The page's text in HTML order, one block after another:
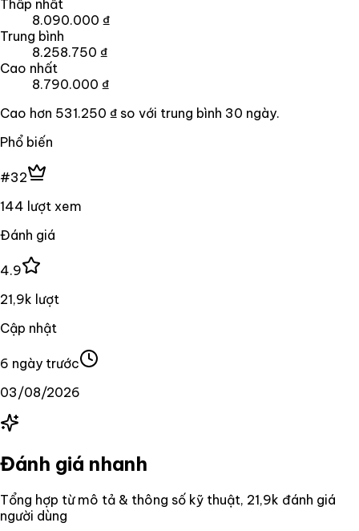
Thấp nhất
8.090.000 ₫
Trung bình
8.258.750 ₫
Cao nhất
8.790.000 ₫
Cao hơn 531.250 ₫ so với trung bình 30 ngày.
Phổ biến
#32
144 lượt xem
Đánh giá
4.9
21,9k lượt
Cập nhật
6 ngày trước
03/08/2026
Đánh giá nhanh
Tổng hợp từ mô tả & thông số kỹ thuật, 21,9k đánh giá
người dùng